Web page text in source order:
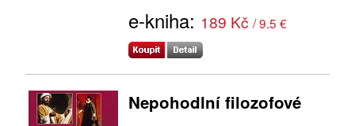
e-kniha: 189 Kč / 9.5 €
Nepohodlní filozofové